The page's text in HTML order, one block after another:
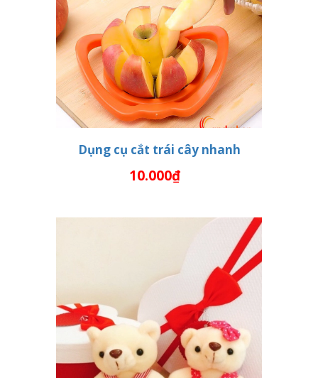
THÊM VÀO GIỎ HÀNG
Dụng cụ cắt trái cây nhanh
10.000₫